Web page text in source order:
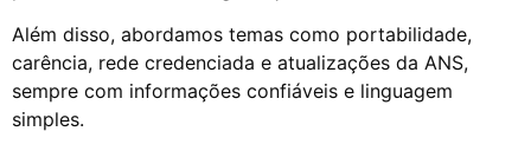
Além disso, abordamos temas como portabilidade,
carência, rede credenciada e atualizações da ANS,
sempre com informações confiáveis e linguagem
simples.